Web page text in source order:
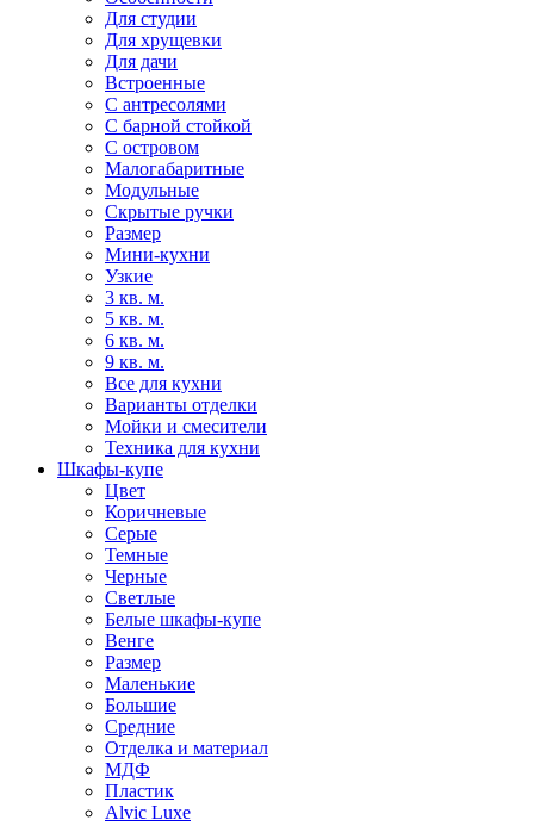
Для студии
Для хрущевки
Для дачи
Встроенные
С антресолями
С барной стойкой
С островом
Малогабаритные
Модульные
Скрытые ручки
Размер
Мини-кухни
Узкие
3 кв. м.
5 кв. м.
6 кв. м.
9 кв. м.
Все для кухни
Варианты отделки
Мойки и смесители
Техника для кухни
Шкафы-купе
Цвет
Коричневые
Серые
Темные
Черные
Светлые
Белые шкафы-купе
Венге
Размер
Маленькие
Большие
Средние
Отделка и материал
МДФ
Пластик
Alvic Luxe